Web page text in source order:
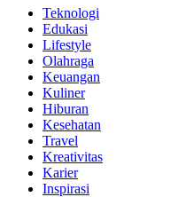
Teknologi
Edukasi
Lifestyle
Olahraga
Keuangan
Kuliner
Hiburan
Kesehatan
Travel
Kreativitas
Karier
Inspirasi